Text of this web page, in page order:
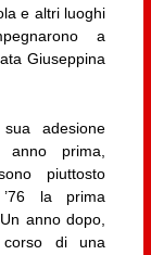
e altri luoghi
a
Giuseppina
adesione
anno prima,
piuttosto
la prima
anno dopo,
di una